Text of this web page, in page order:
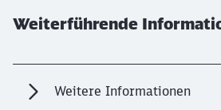
Weiterführende
Weitere Informationen